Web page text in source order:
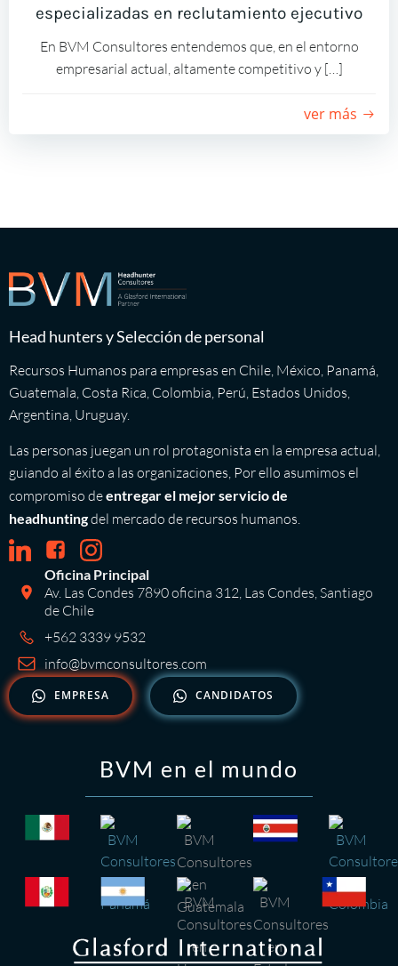
especializadas en reclutamiento ejecutivo
En BVM Consultores entendemos que, en el entorno
empresarial actual, altamente competitivo y […]
ver más
Head hunters y Selección de personal
Recursos Humanos para empresas en Chile, México, Panamá,
Guatemala, Costa Rica, Colombia, Perú, Estados Unidos,
Argentina, Uruguay.
Las personas juegan un rol protagonista en la empresa actual,
guiando al éxito a las organizaciones, Por ello asumimos el
compromiso deentregar el mejor servicio de
headhuntingdel mercado de recursos humanos.
Oficina Principal
Av. Las Condes 7890 oficina 312, Las Condes, Santiago
de Chile
+562 3339 9532
info@bvmconsultores.com
EMPRESA CANDIDATOS
BVM en el mundo